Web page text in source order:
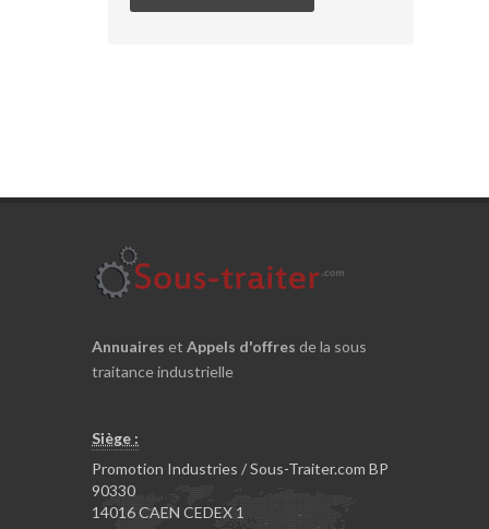
Annuaires et Appels d'offres de la sous
traitance industrielle
Siège :
Promotion Industries / Sous-Traiter.com BP
90330
14016 CAEN CEDEX 1